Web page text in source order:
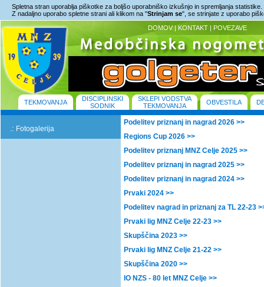
Spletna stran uporablja piškotke za boljšo uporabniško izkušnjo in spremljanja statistike.
Z nadaljno uporabo spletne strani ali klikom na "Strinjam se", se strinjate z uporabo
DOMOV | KONTAKT | POVEZAVE
TEKMOVANJA
DISCIPLINSKI
SODNIK
SKLEPI VODSTVA
TEKMOVANJA
OBVESTILA
.: Fotogalerija
Podelitev priznanj in nagrad 2026 >>
Regions Cup 2026 >>
Podelitev priznanj MNZ Celje 2025 >>
Podelitev priznanj in nagrad 2025 >>
Podelitev priznanj in nagrad 2024 >>
Prvaki 2024 >>
Podelitev nagrad in priznanj za TL 22-23
Prvaki lig MNZ Celje 22-23 >>
Skupščina 2023 >>
Prvaki lig MNZ Celje 21-22 >>
Skupščina 2020 >>
IO NZS - 80 let MNZ Celje >>